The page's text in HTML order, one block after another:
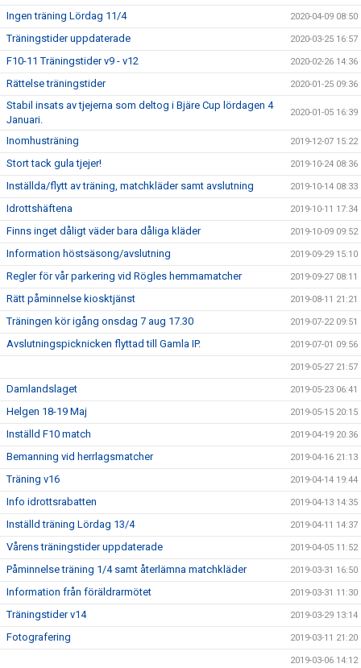
Ingen träning Lördag 11/4 2020-04-09 08:50
Träningstider uppdaterade 2020-03-25 16:57
F10-11 Träningstider v9 - v12 2020-02-26 14:36
Rättelse träningstider 2020-01-25 09:36
Stabil insats av tjejerna som deltog i Bjäre Cup lördagen 4
Januari.
2020-01-05 16:39
Inomhusträning 2019-12-07 15:22
Stort tack gula tjejer! 2019-10-24 08:36
Inställda/flytt av träning, matchkläder samt avslutning 2019-10-14 08:33
Idrottshäftena 2019-10-11 17:34
Finns inget dåligt väder bara dåliga kläder 2019-10-09 09:52
Information höstsäsong/avslutning 2019-09-29 15:10
Regler för vår parkering vid Rögles hemmamatcher 2019-09-27 08:11
Rätt påminnelse kiosktjänst 2019-08-11 21:21
Träningen kör igång onsdag 7 aug 17.30 2019-07-22 09:51
Avslutningspicknicken flyttad till Gamla IP. 2019-07-01 09:56
2019-05-27 21:57
Damlandslaget 2019-05-23 06:41
Helgen 18-19 Maj 2019-05-15 20:15
Inställd F10 match 2019-04-19 20:36
Bemanning vid herrlagsmatcher 2019-04-16 21:13
Träning v16 2019-04-14 19:44
Info idrottsrabatten 2019-04-13 14:35
Inställd träning Lördag 13/4 2019-04-11 14:37
Vårens träningstider uppdaterade 2019-04-05 11:52
Påminnelse träning 1/4 samt återlämna matchkläder 2019-03-31 16:50
Information från föräldrarmötet 2019-03-31 11:30
Träningstider v14 2019-03-29 13:14
Fotografering 2019-03-11 21:20
2019-03-06 14:12